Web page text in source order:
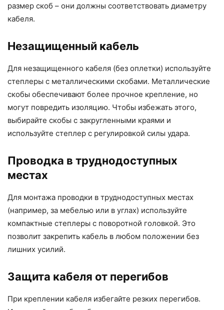
размер скоб – они должны соответствовать диаметру
кабеля.
Незащищенный кабель
Для незащищенного кабеля (без оплетки) используйте
степлеры с металлическими скобами. Металлические
скобы обеспечивают более прочное крепление, но
могут повредить изоляцию. Чтобы избежать этого,
выбирайте скобы с закругленными краями и
используйте степлер с регулировкой силы удара.
Проводка в труднодоступных
местах
Для монтажа проводки в труднодоступных местах
(например, за мебелью или в углах) используйте
компактные степлеры с поворотной головкой. Это
позволит закрепить кабель в любом положении без
лишних усилий.
Защита кабеля от перегибов
При креплении кабеля избегайте резких перегибов.